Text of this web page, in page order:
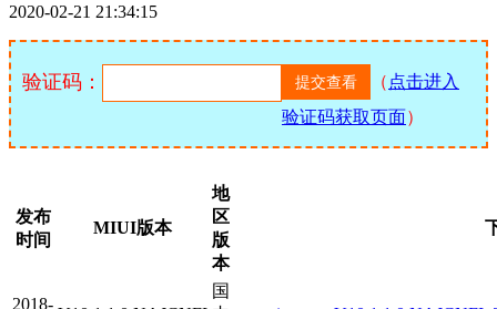
2020-02-21 21:34:15
验证码： （ 点击进入
验证码获取页面）
发布
时间
MIUI版本
地
区
版
本
2018-
国